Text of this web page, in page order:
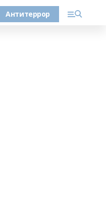
Антитеррор